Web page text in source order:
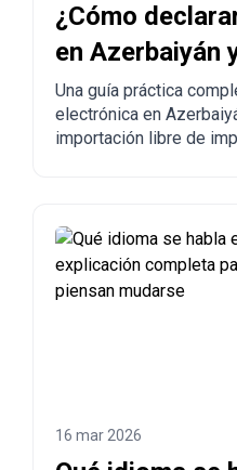
¿Cómo
en Azerbaiyán
desde China a
Una guía práctica
electrónica en
importación libre de
Turquía, Estados
Azerbaiyán.
16 mar 2026